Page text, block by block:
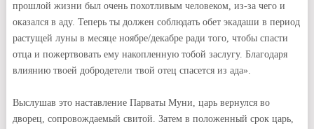
прошлой жизни был очень похотливым человеком, из-за чего и
оказался в аду. Теперь ты должен соблюдать обет экадаши в период
растущей луны в месяце ноябре/декабре ради того, чтобы спасти
отца и пожертвовать ему накопленную тобой заслугу. Благодаря
влиянию твоей добродетели твой отец спасется из ада».
Выслушав это наставление Парваты Муни, царь вернулся во
дворец, сопровождаемый свитой. Затем в положенный срок царь,